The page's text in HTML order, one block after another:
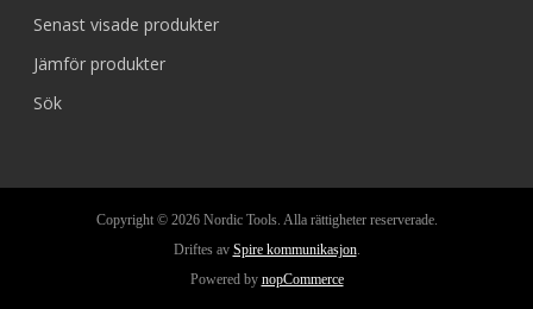
Senast visade produkter
Jämför produkter
Sök
Copyright © 2026 Nordic Tools. Alla rättigheter reserverade.
Driftes av Spire kommunikasjon.
Powered by nopCommerce